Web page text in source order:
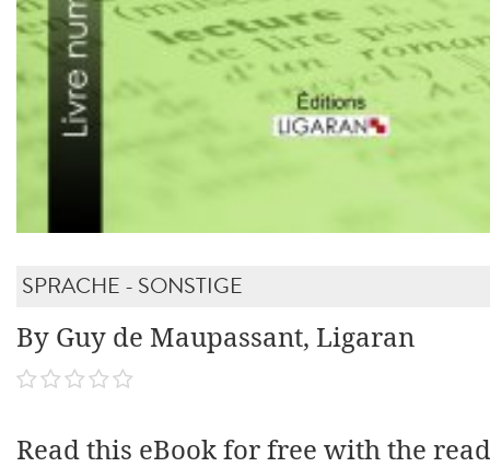
SPRACHE - SONSTIGE
By Guy de Maupassant, Ligaran
Read this eBook for free with the